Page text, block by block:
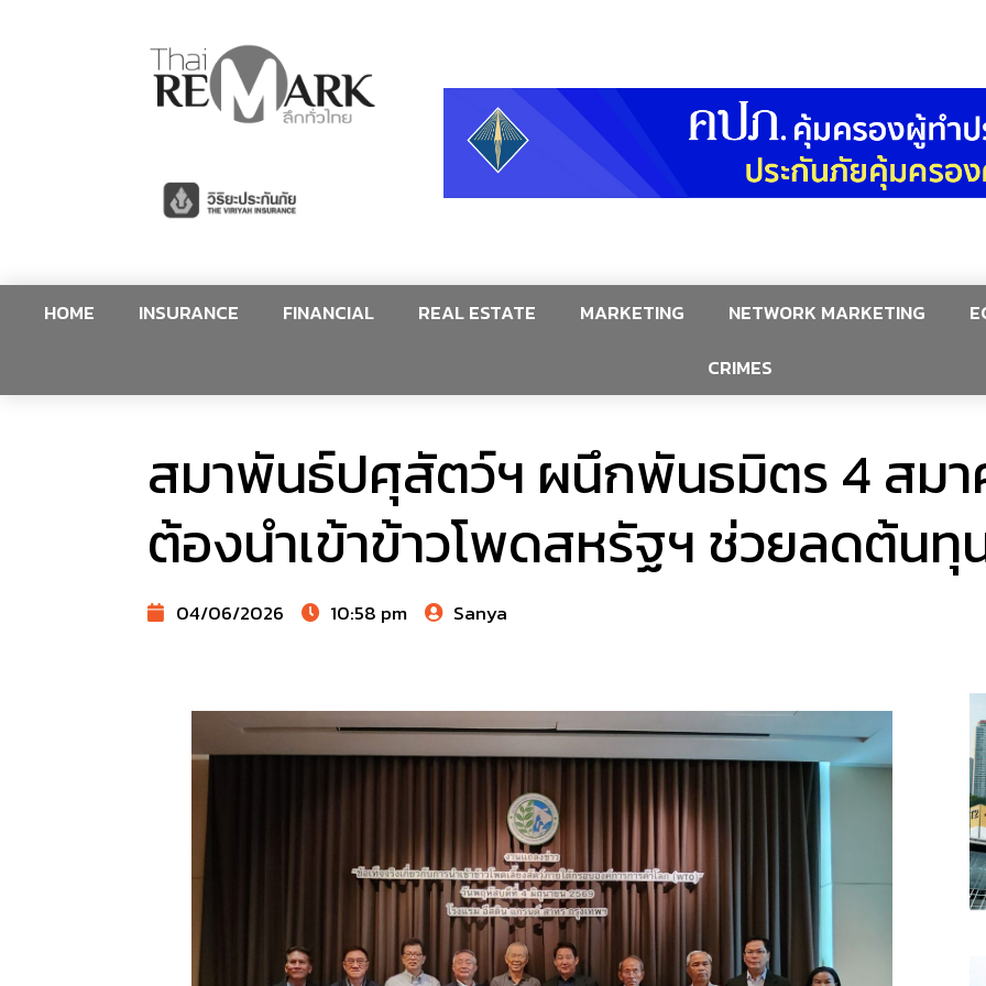
HOME INSURANCE FINANCIAL REAL ESTATE MARKETING NETWORK MARKETING
CRIMES
สมาพันธ์ปศุสัตว์ฯ ผนึกพันธมิตร 4 สม
ต้องนำเข้าข้าวโพดสหรัฐฯ ช่วยลดต้นทุ
04/06/2026 10:58 pm Sanya